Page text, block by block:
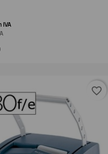
IVA
favorite_border